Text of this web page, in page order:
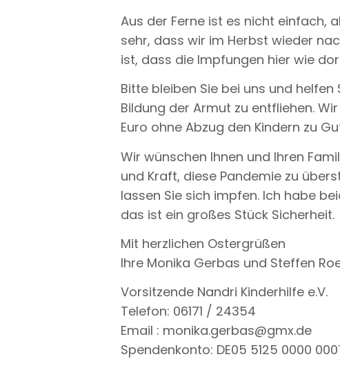
Aus der Ferne ist es nicht einfach,
sehr, dass wir im Herbst wieder
ist, dass die Impfungen hier wie
Bitte bleiben Sie bei uns und
Bildung der Armut zu entfliehen.
Euro ohne Abzug den Kindern zu
Wir wünschen Ihnen und Ihren
und Kraft, diese Pandemie zu
lassen Sie sich impfen. Ich habe
das ist ein großes Stück Sicherheit.
Mit herzlichen Ostergrüßen
Ihre Monika Gerbas und Steffen
Vorsitzende Nandri Kinderhilfe e.V.
Telefon: 06171 / 24354
Email : monika.gerbas@gmx.de
Spendenkonto: DE05 5125 0000